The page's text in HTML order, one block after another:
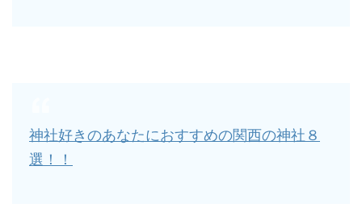
神社好きのあなたにおすすめの関西の神社８
選！！